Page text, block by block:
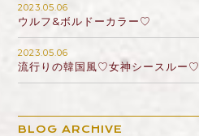
2023.05.06
ウルフ&ボルドーカラー♡
2023.05.06
流行りの韓国風♡女神シースルー♡
BLOG ARCHIVE